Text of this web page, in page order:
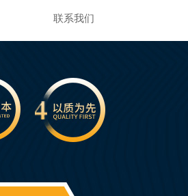
联系我们